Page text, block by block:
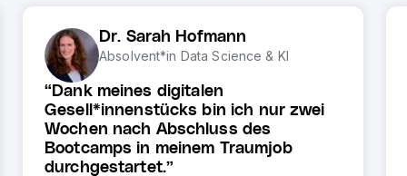
Dr. Sarah Hofmann
Absolvent*in Data Science & KI
Dank meines digitalen
Gesell*innenstücks bin ich nur zwei
Wochen nach Abschluss des
Bootcamps in meinem Traumjob
durchgestartet.